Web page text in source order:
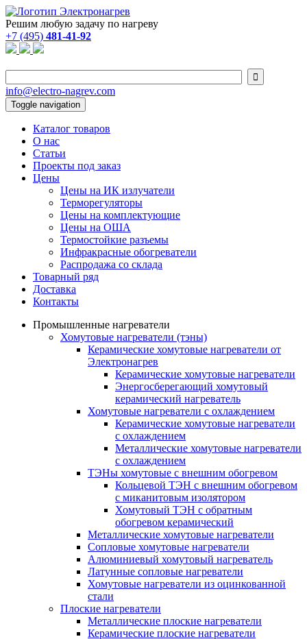
Решим любую задачу по нагреву
+7 (495) 481-41-92

info@electro-nagrev.com
Toggle navigation
Каталог товаров
О нас
Статьи
Проекты под заказ
Цены
Цены на ИК излучатели
Терморегуляторы
Цены на комплектующие
Цены на ОША
Термостойкие разъемы
Инфракрасные обогреватели
Распродажа со склада
Товарный ряд
Доставка
Контакты
Промышленные нагреватели
Хомутовые нагреватели (тэны)
Керамические хомутовые нагреватели от
Электронагрев
Керамические хомутовые нагреватели
Энергосберегающий хомутовый
керамический нагреватель
Хомутовые нагреватели с охлаждением
Керамические хомутовые нагреватели
с охлаждением
Металлические хомутовые нагреватели
с охлаждением
ТЭНы хомутовые с внешним обогревом
Кольцевой ТЭН с внешним обогревом
с миканитовым изолятором
Хомутовый ТЭН с обратным
обогревом керамический
Металлические хомутовые нагреватели
Сопловые хомутовые нагреватели
Алюминиевый хомутовый нагреватель
Латунные сопловые нагреватели
Хомутовые нагреватели из оцинкованной
стали
Плоские нагреватели
Металлические плоские нагреватели
Керамические плоские нагреватели